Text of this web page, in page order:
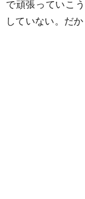
で頑張っていこ
していない。だ